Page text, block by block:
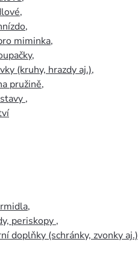
,
,
miminka,
,
(kruhy, hrazdy aj.),
pružině,
,
,
periskopy ,
doplňky (schránky, zvonky aj.)